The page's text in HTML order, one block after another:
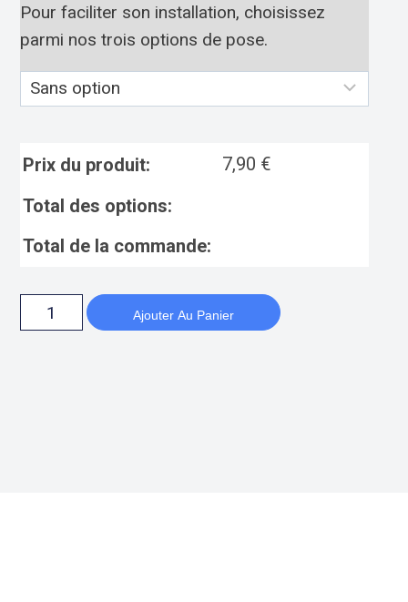
Pour faciliter son installation, choisissez
parmi nos trois options de pose.
Prix du produit: 7,90 €
Total des options:
Total de la commande:
Ajouter Au Panier